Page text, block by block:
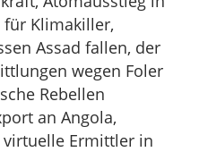
für Klimakiller,
Assad fallen, der
wegen Foler
Rebellen
an Angola,
Ermittler in